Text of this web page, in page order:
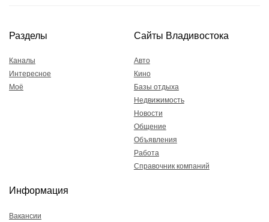
Разделы
Каналы
Интересное
Моё
Сайты Владивостока
Авто
Кино
Базы отдыха
Недвижимость
Новости
Общение
Объявления
Работа
Справочник компаний
Информация
Вакансии